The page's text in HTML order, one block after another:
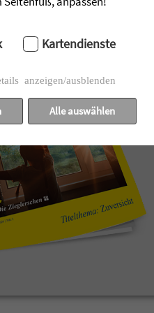
Kartendienste
anzeigen/ausblenden
Alle auswählen